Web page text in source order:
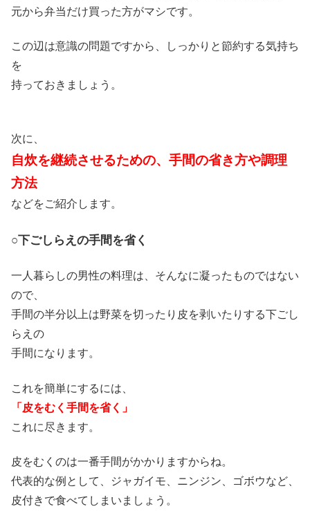
元から弁当だけ買った方がマシです。
この辺は意識の問題ですから、しっかりと節約する気持ち
を
持っておきましょう。
次に、
自炊を継続させるための、手間の省き方や調理
方法
などをご紹介します。
○下ごしらえの手間を省く
一人暮らしの男性の料理は、そんなに凝ったものではない
ので、
手間の半分以上は野菜を切ったり皮を剥いたりする下ごし
らえの
手間になります。
これを簡単にするには、
「皮をむく手間を省く」
これに尽きます。
皮をむくのは一番手間がかかりますからね。
代表的な例として、ジャガイモ、ニンジン、ゴボウなど、
皮付きで食べてしまいましょう。